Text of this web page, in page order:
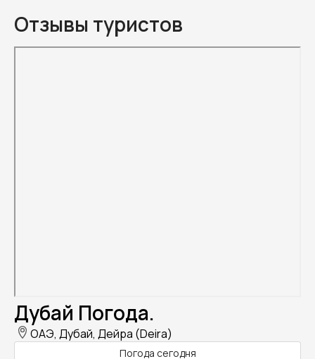
Отзывы туристов
Дубай Погода.
ОАЭ, Дубай, Дейра (Deira)
Погода сегодня